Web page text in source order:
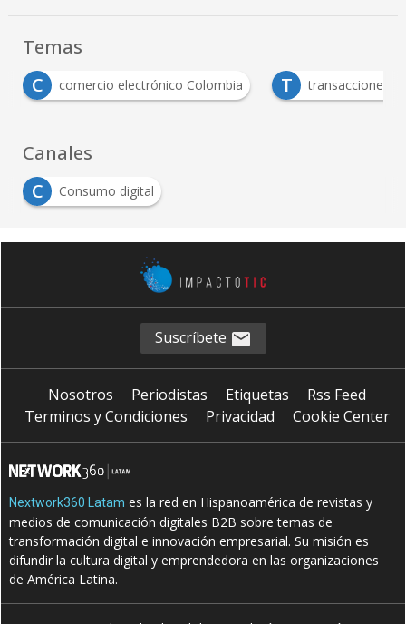
Temas
comercio electrónico Colombia T transacciones
Canales
C
Consumo digital
Suscríbete
Nosotros Periodistas Etiquetas
Rss Feed
Terminos y Condiciones
Privacidad Cookie Center
Nextwork360 Latam es la red en Hispanoamérica de revistas y
medios de comunicación digitales B2B sobre temas de
transformación digital e innovación empresarial. Su misión es
difundir la cultura digital y emprendedora en las organizaciones
de América Latina.